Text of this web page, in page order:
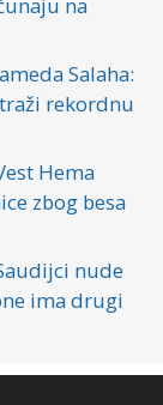
Salaha:
rekordnu
Hema
zbog besa
nude
ima drugi